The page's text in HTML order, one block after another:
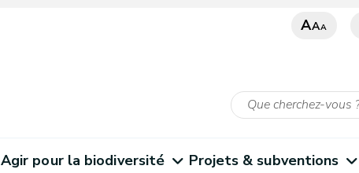
AAA
Agir pour la biodiversité Projets & subventions